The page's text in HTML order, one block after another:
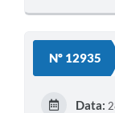
Nº 12935
Data: